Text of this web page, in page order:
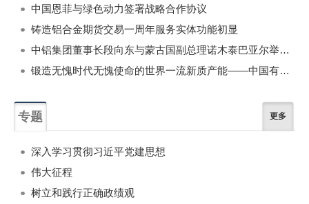
中国恩菲与绿色动力签署战略合作协议
铸造铝合金期货交易一周年服务实体功能初显
中铝集团董事长段向东与蒙古国副总理诺木泰巴亚尔举行会谈
锻造无愧时代无愧使命的世界一流新质产能——中国有色金属工业的战略应对与破局之道（二）
专题 更多
深入学习贯彻习近平党建思想
伟大征程
树立和践行正确政绩观